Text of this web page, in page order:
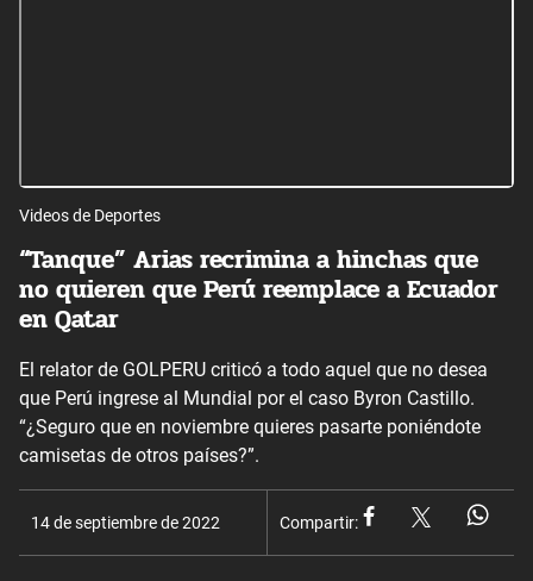
Videos de Deportes
“Tanque” Arias recrimina a hinchas que
no quieren que Perú reemplace a Ecuador
en Qatar
El relator de GOLPERU criticó a todo aquel que no desea
que Perú ingrese al Mundial por el caso Byron Castillo.
“¿Seguro que en noviembre quieres pasarte poniéndote
camisetas de otros países?”.
14 de septiembre de 2022 Compartir: